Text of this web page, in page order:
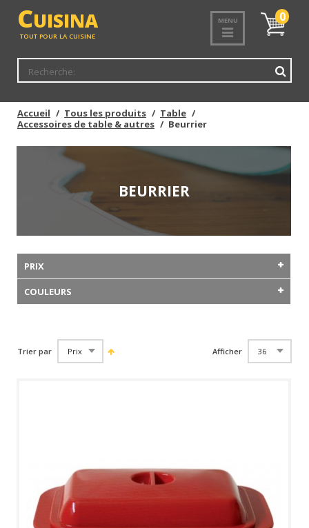
CUISINA
TOUT POUR LA CUISINE
MENU
Mon
panier
0
Accueil Tous les produits
Table
Accessoires de table & autres
Beurrier
BEURRIER
PRIX
COULEURS
Trier par Afficher